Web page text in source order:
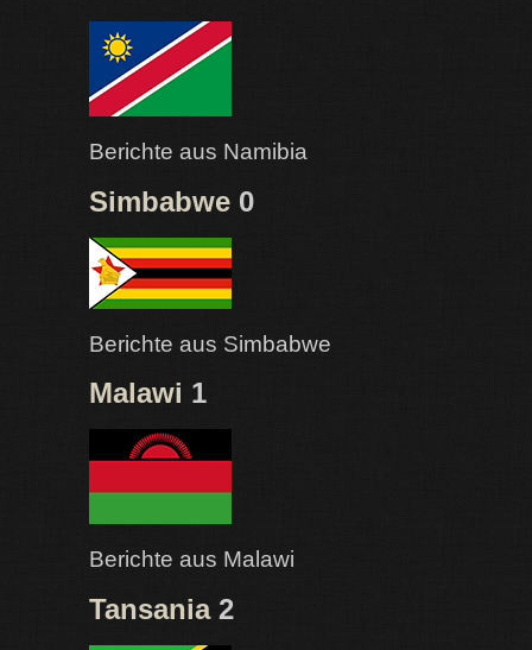
Berichte aus Namibia
Simbabwe 0
Berichte aus Simbabwe
Malawi 1
Berichte aus Malawi
Tansania 2